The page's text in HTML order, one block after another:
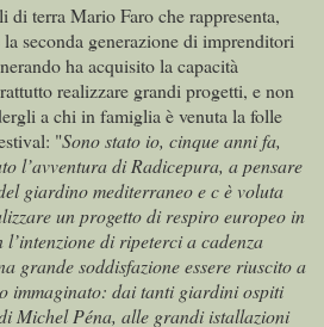
di terra Mario Faro che rappresenta,
seconda generazione di imprenditori
ha acquisito la capacità
realizzare grandi progetti, e non
a chi in famiglia è venuta la folle
"Sono stato io, cinque anni fa,
l’avventura di Radicepura, a pensare
giardino mediterraneo e c è voluta
un progetto di respiro europeo in
di ripeterci a cadenza
grande soddisfazione essere riuscito a
immaginato: dai tanti giardini ospiti
Michel Péna, alle grandi istallazioni